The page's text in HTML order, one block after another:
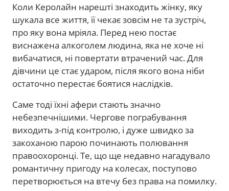
Коли Керолайн нарешті знаходить жінку, яку
шукала все життя, її чекає зовсім не та зустріч,
про яку вона мріяла. Перед нею постає
виснажена алкоголем людина, яка не хоче ні
вибачатися, ні повертати втрачений час. Для
дівчини це стає ударом, після якого вона ніби
остаточно перестає боятися наслідків.
Саме тоді їхні афери стають значно
небезпечнішими. Чергове пограбування
виходить з-під контролю, і дуже швидко за
закоханою парою починають полювання
правоохоронці. Те, що ще недавно нагадувало
романтичну пригоду на колесах, поступово
перетворюється на втечу без права на помилку.